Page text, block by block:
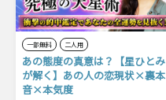
一部無料 二人用
あの態度の真意は？【星ひとみ
が解く】あの人の恋現状×裏本
音×本気度